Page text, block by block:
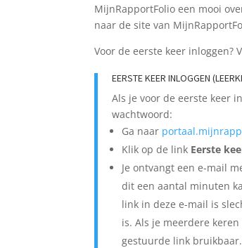
MijnRapportFolio een mooi
naar de site van
Voor de eerste keer inloggen?
EERSTE KEER INLOGGEN
Als je voor de eerste keer
wachtwoord:
Ga naar
Klik op de link Eerste
Je ontvangt een e-mail
dit een aantal minuten
link in deze e-mail is
is. Als je meerdere
gestuurde link bruikbaar.